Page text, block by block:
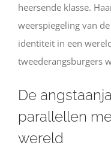
heersende klasse.
weerspiegeling van
identiteit in een
tweederangsburgers
De
parallellen
wereld